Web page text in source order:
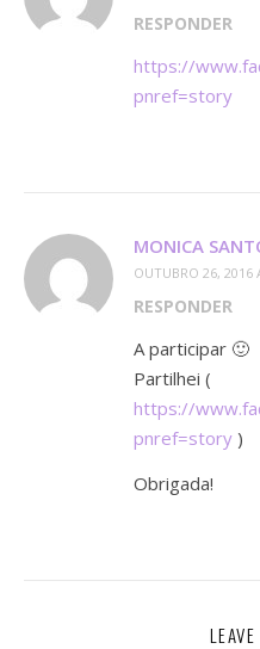
RESPONDER
https://
pnref=story
MONICA
OUTUBRO 26, 2016
RESPONDER
A participar 🙂
Partilhei (
https://
pnref=story )
Obrigada!